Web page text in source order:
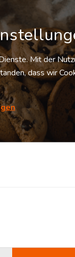
Mit der
dass wir